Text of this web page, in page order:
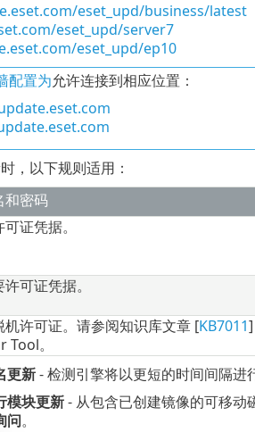
eset_upd/business/latest
eset_upd/server7
eset_upd/ep10
配置为允许连接到相应位置：
，以下规则适用：
和密码
证凭据。
可证凭据。
机许可证。请参阅知识库文章 [KB7011
。
更新- 检测引擎将以更短的时间间隔进
模块更新- 从包含已创建镜像的可移动
问。